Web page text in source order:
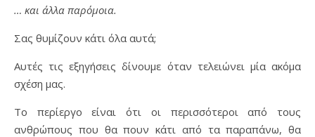
… και άλλα παρόμοια.
Σας θυμίζουν κάτι όλα αυτά;
Αυτές τις εξηγήσεις δίνουμε όταν τελειώνει μία ακόμα
σχέση μας.
Το περίεργο είναι ότι οι περισσότεροι από τους
ανθρώπους που θα πουν κάτι από τα παραπάνω, θα